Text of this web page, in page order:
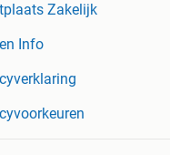
Zakelijk
Info